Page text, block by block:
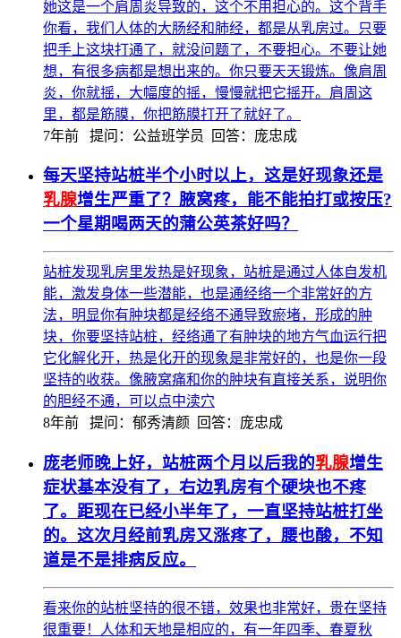
她这是一个肩周炎导致的，这个不用担心的。这个背手
你看，我们人体的大肠经和肺经，都是从乳房过。只要
把手上这块打通了，就没问题了，不要担心。不要让她
想，有很多病都是想出来的。你只要天天锻炼。像肩周
炎，你就摇，大幅度的摇，慢慢就把它摇开。肩周这
里，都是筋膜，你把筋膜打开了就好了。
7年前 提问：公益班学员 回答：庞忠成
每天坚持站桩半个小时以上，这是好现象还是
乳腺增生严重了？腋窝疼，能不能拍打或按压?
一个星期喝两天的蒲公英茶好吗？
站桩发现乳房里发热是好现象，站桩是通过人体自发机
能，激发身体一些潜能，也是通经络一个非常好的方
法，明显你有肿块都是经络不通导致瘀堵，形成的肿
块，你要坚持站桩，经络通了有肿块的地方气血运行把
它化解化开，热是化开的现象是非常好的，也是你一段
坚持的收获。像腋窝痛和你的肿块有直接关系，说明你
的胆经不通，可以点中渎穴
8年前 提问：郁秀清颜 回答：庞忠成
庞老师晚上好，站桩两个月以后我的乳腺增生
症状基本没有了，右边乳房有个硬块也不疼
了。距现在已经小半年了，一直坚持站桩打坐
的。这次月经前乳房又涨疼了，腰也酸，不知
道是不是排病反应。
看来你的站桩坚持的很不错，效果也非常好，贵在坚持
很重要！人体和天地是相应的，有一年四季、春夏秋